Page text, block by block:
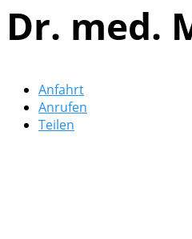
Dr. med.
Anfahrt
Anrufen
Teilen